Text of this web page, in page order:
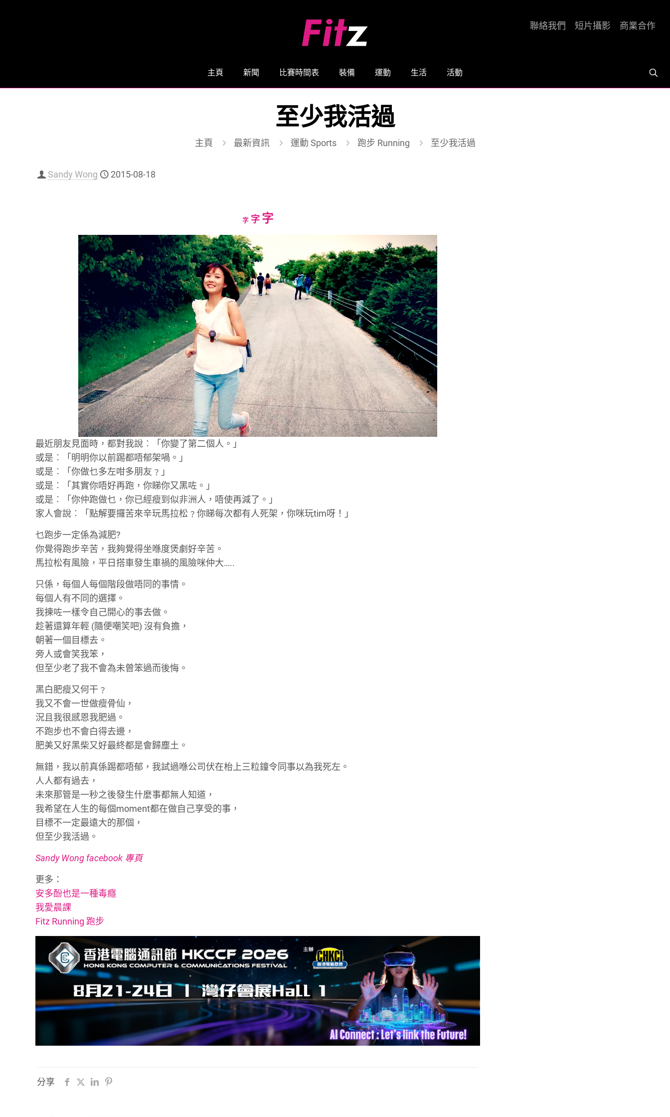
主頁 新聞 比賽時間表 裝備 運動 生活 活動
聯絡我們 短片攝影 商業合作
至少我活過
主頁 最新資訊 運動 Sports 跑步 Running 至少我活過
Sandy Wong 2015-08-18
字Decrease
size.
字Reset
size.
字Increase
最近朋友見面時，都對我說︰「你變了第二個人。」
或是︰「明明你以前踢都唔郁架喎。」
或是︰「你做乜多左咁多朋友﹖」
或是︰「其實你唔好再跑，你睇你又黑咗。」
或是︰「你仲跑做乜，你已經瘦到似非洲人，唔使再減了。」
家人會說︰「點解要攞苦來辛玩馬拉松﹖你睇每次都有人死架，你咪玩tim呀！」
乜跑步一定係為減肥?
你覺得跑步辛苦，我夠覺得坐喺度煲劇好辛苦。
馬拉松有風險，平日搭車發生車禍的風險咪仲大…..
只係，每個人每個階段做唔同的事情。
每個人有不同的選擇。
我揀咗一樣令自己開心的事去做。
趁著還算年輕 (隨便嘲笑吧) 沒有負擔，
朝著一個目標去。
旁人或會笑我笨，
但至少老了我不會為未曾笨過而後悔。
黑白肥瘦又何干﹖
我又不會一世做瘦骨仙，
況且我很感恩我肥過。
不跑步也不會白得去邊，
肥美又好黑柴又好最終都是會歸塵土。
無錯，我以前真係踢都唔郁，我試過喺公司伏在枱上三粒鐘令同事以為我死左。
人人都有過去，
未來那管是一秒之後發生什麼事都無人知道，
我希望在人生的每個moment都在做自己享受的事，
目標不一定最遠大的那個，
但至少我活過。
Sandy Wong facebook 專頁
更多：
安多酚也是一種毒癮
我愛晨課
Fitz Running 跑步
分享